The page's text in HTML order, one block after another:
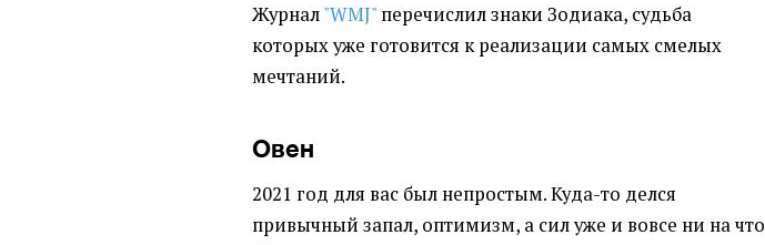
Журнал"WMJ" перечислил знаки Зодиака, судьба
которых уже готовится к реализации самых смелых
мечтаний.
Овен
2021 год для вас был непростым. Куда-то делся
привычный запал, оптимизм, а сил уже и вовсе ни на что